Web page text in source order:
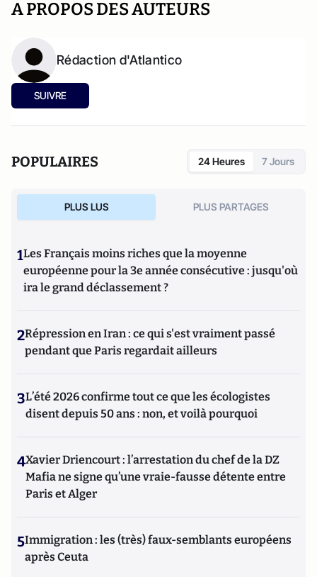
A PROPOS DES AUTEURS
Rédaction d'Atlantico
SUIVRE
POPULAIRES 24 Heures 7 Jours
PLUS LUS PLUS PARTAGES
1Les Français moins riches que la moyenne
européenne pour la 3e année consécutive : jusqu'où
ira le grand déclassement ?
2Répression en Iran : ce qui s'est vraiment passé
pendant que Paris regardait ailleurs
3L’été 2026 confirme tout ce que les écologistes
disent depuis 50 ans : non, et voilà pourquoi
4Xavier Driencourt : l’arrestation du chef de la DZ
Mafia ne signe qu’une vraie-fausse détente entre
Paris et Alger
5Immigration : les (très) faux-semblants européens
après Ceuta